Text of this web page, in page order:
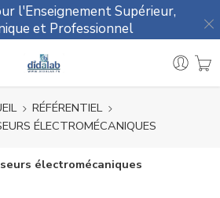
l'Enseignement Supérieur,
et Professionnel
RÉFÉRENTIEL
ÉLECTROMÉCANIQUES
électromécaniques